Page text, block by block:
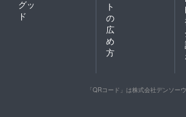
グッ
ド
ト
の
広
め
方
「QRコード」は株式会社デンソー